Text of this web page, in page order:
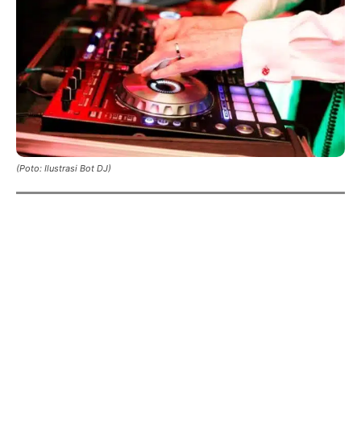
(Poto: Ilustrasi Bot DJ)